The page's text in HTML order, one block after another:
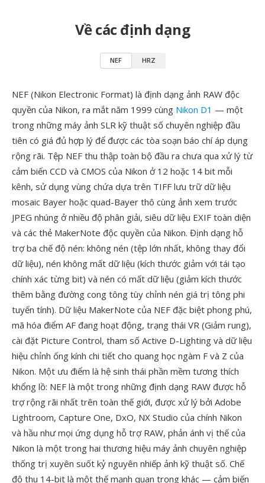
Về các định dạng
NEF HRZ
NEF (Nikon Electronic Format) là định dạng ảnh RAW độc
quyền của Nikon, ra mắt năm 1999 cùng Nikon D1 — một
trong những máy ảnh SLR kỹ thuật số chuyên nghiệp đầu
tiên có giá đủ hợp lý để được các tòa soạn báo chí áp dụng
rộng rãi. Tệp NEF thu thập toàn bộ đầu ra chưa qua xử lý từ
cảm biến CCD và CMOS của Nikon ở 12 hoặc 14 bit mỗi
kênh, sử dụng vùng chứa dựa trên TIFF lưu trữ dữ liệu
mosaic Bayer hoặc quad-Bayer thô cùng ảnh xem trước
JPEG nhúng ở nhiều độ phân giải, siêu dữ liệu EXIF toàn diện
và các thẻ MakerNote độc quyền của Nikon. Định dạng hỗ
trợ ba chế độ nén: không nén (tệp lớn nhất, không thay đổi
dữ liệu), nén không mất dữ liệu (kích thước giảm với tái tạo
chính xác từng bit) và nén có mất dữ liệu (giảm kích thước
thêm bằng đường cong tông tùy chỉnh nén giá trị tông phi
tuyến tính). Dữ liệu MakerNote của NEF đặc biệt phong phú,
mã hóa điểm AF đang hoạt động, trạng thái VR (Giảm rung),
cài đặt Picture Control, tham số Active D-Lighting và dữ liệu
hiệu chỉnh ống kính chi tiết cho quang học ngàm F và Z của
Nikon. Một ưu điểm là hệ sinh thái phần mềm tương thích
khổng lồ: NEF là một trong những định dạng RAW được hỗ
trợ rộng rãi nhất trên toàn thế giới, được xử lý bởi Adobe
Lightroom, Capture One, DxO, NX Studio của chính Nikon
và hầu như mọi ứng dụng hỗ trợ RAW, phản ánh vị thế của
Nikon là một trong hai thương hiệu máy ảnh chuyên nghiệp
thống trị xuyên suốt kỷ nguyên nhiếp ảnh kỹ thuật số. Chế
độ thu 14-bit là một thế mạnh quan trọng khác — cảm biến